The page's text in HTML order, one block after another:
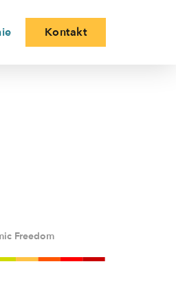
Kontakt
Freedom